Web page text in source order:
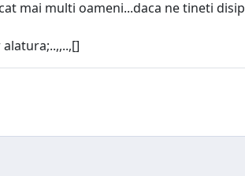
mai multi oameni...daca ne tineti